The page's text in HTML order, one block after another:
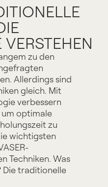
zu den
Allerdings sind
gleich. Mit
verbessern
um optimale
zu
wichtigsten
Techniken. Was
Die traditionelle